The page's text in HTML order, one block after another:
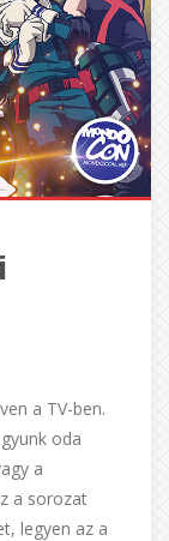
a TV-ben.
oda
a
a sorozat
legyen az a